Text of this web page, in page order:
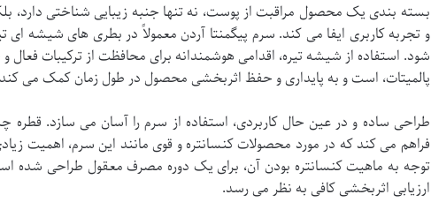
بسته بندی یک محصول مراقبت از پوست، نه تنها جنبه زیبایی شناختی دارد،
و تجربه کاربری ایفا می کند. سرم پیگمنتا آردن معمولاً در بطری های شیشه
پالمیتات، است و به پایداری و حفظ اثربخشی محصول در طول زمان کمک می
طراحی ساده و در عین حال کاربردی، استفاده از سرم را آسان می سازد. قطره
توجه به ماهیت کنسانتره بودن آن، برای یک دوره مصرف معقول طراحی شده
ارزیابی اثربخشی کافی به نظر می رسد.